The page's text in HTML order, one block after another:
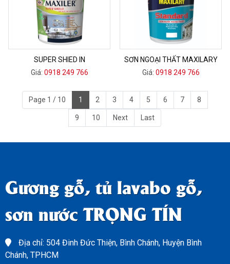
SUPER SHIED IN
Giá: 0918 249 766
SƠN NGOẠI THẤT MAXILARY
Giá: 0918 249 766
Page 1 / 10 1 2 3 4 5 6 7 8
9 10 Next Last
Gương gỗ, tủ lavabo gỗ,
sơn nước TRỌNG TÍN
Địa chỉ: 504 Đinh Đức Thiện, Bình Chánh, Huyện Bình
Chánh, TPHCM